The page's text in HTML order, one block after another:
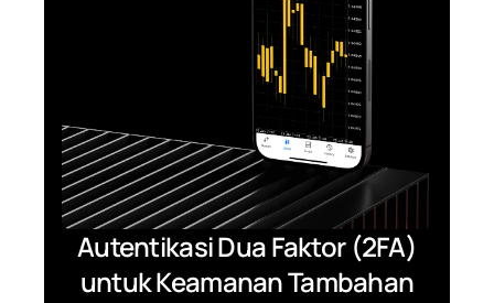
Autentikasi Dua Faktor (2FA)
untuk Keamanan Tambahan